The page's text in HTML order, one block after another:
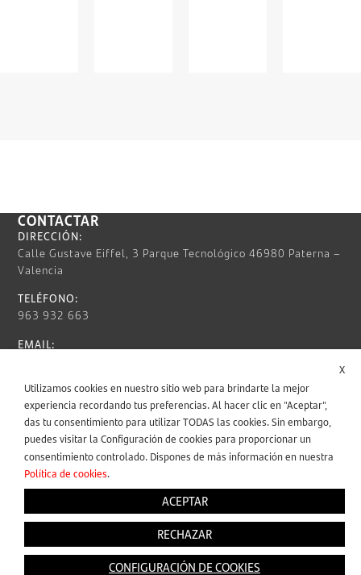
CONTACTAR
DIRECCIÓN:
Calle Gustave Eiffel, 3 Parque Tecnológico 46980 Paterna –
Valencia
TELÉFONO:
963 932 663
EMAIL:
HORARIO:
Lun – Vie / 9:00 AM – 6:00 PM
INFORMACIÓN LEGAL
SÍGUENOS
X
Utilizamos cookies en nuestro sitio web para brindarte la mejor
experiencia recordando tus preferencias. Al hacer clic en "Aceptar",
das tu consentimiento para utilizar TODAS las cookies. Sin embargo,
puedes visitar la Configuración de cookies para proporcionar un
consentimiento controlado. Dispones de más información en nuestra
Política de cookies.
ACEPTAR
RECHAZAR
CONFIGURACIÓN DE COOKIES